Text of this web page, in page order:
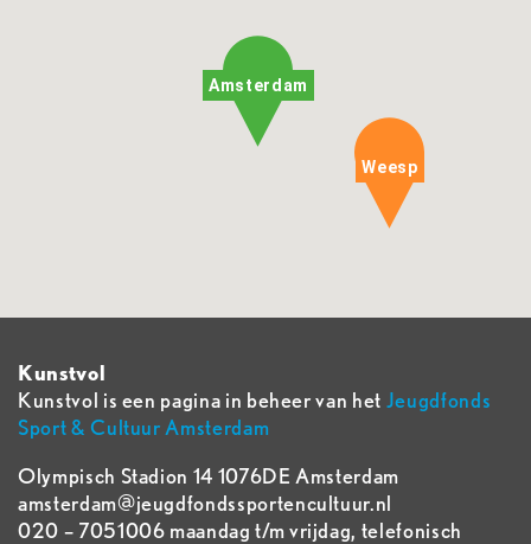
Amsterdam
Weesp
Kunstvol
Kunstvol is een pagina in beheer van het Jeugdfonds
Sport & Cultuur Amsterdam
Olympisch Stadion 14 1076DE Amsterdam
amsterdam@jeugdfondssportencultuur.nl
020 – 7051006 maandag t/m vrijdag, telefonisch